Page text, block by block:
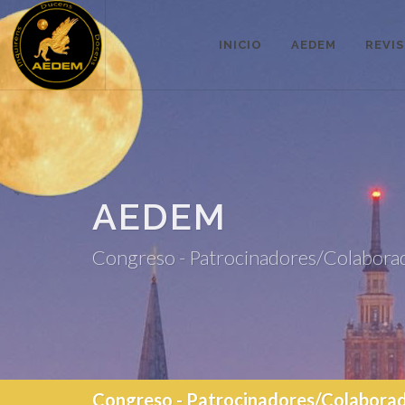
INICIO AEDEM
AEDEM
Congreso - Patrocinadores/
Congreso - Patrocinadores/